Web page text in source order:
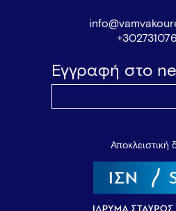
Εγγραφή στο
Αποκλειστική